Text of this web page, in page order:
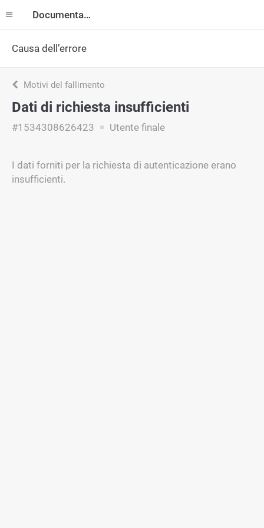
Documentazione
Causa dell’errore
Motivi del fallimento
Dati di richiesta insufficienti
#1534308626423 Utente finale
I dati forniti per la richiesta di autenticazione erano
insufficienti.